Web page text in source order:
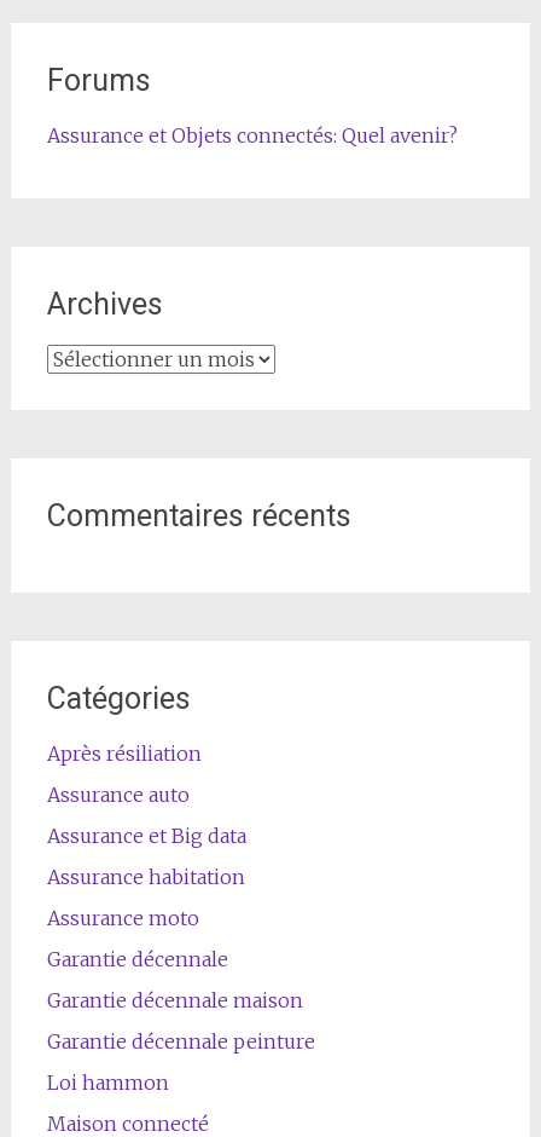
Forums
Assurance et Objets connectés: Quel avenir?
Archives
Archives
Commentaires récents
Catégories
Après résiliation
Assurance auto
Assurance et Big data
Assurance habitation
Assurance moto
Garantie décennale
Garantie décennale maison
Garantie décennale peinture
Loi hammon
Maison connecté